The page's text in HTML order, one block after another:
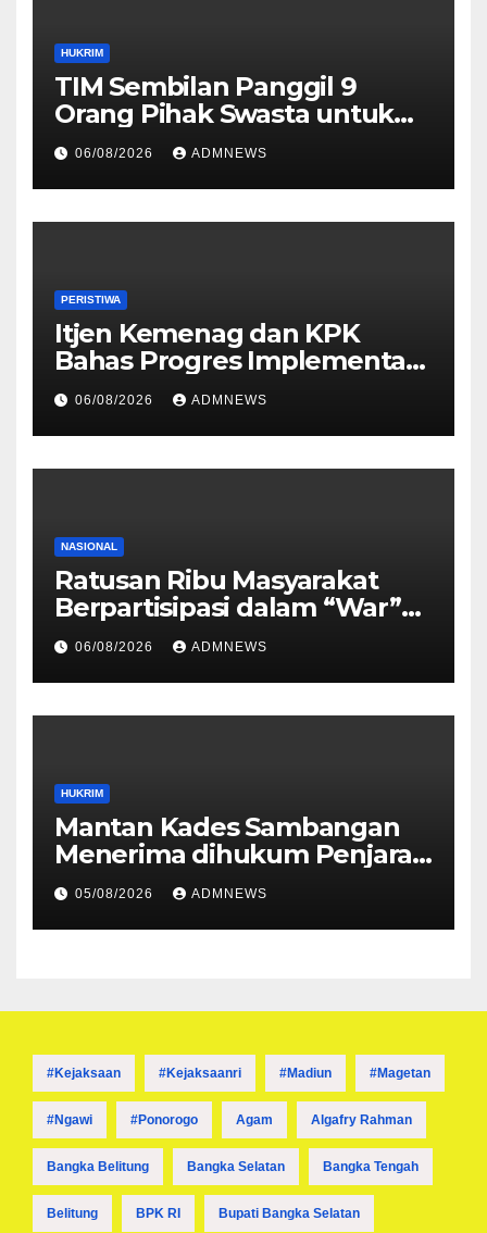
HUKRIM
TIM Sembilan Panggil 9
Orang Pihak Swasta untuk
Memperoleh Alat Bukti dan
Memperjelas Konstruksi
Perkara Dugaan TPPU yang
Melibatkan Tersangka FA
06/08/2026 ADMNEWS
PERISTIWA
Itjen Kemenag dan KPK
Bahas Progres Implementasi
Tiga Aksi Stranas
Pencegahan Korupsi
06/08/2026 ADMNEWS
NASIONAL
Ratusan Ribu Masyarakat
Berpartisipasi dalam “War”
Undangan Upacara HUT ke-
81 Kemerdekaan RI
06/08/2026 ADMNEWS
HUKRIM
Mantan Kades Sambangan
Menerima dihukum Penjara 1
tahun 4 Bulan
05/08/2026 ADMNEWS
#kejaksaan #kejaksaanri #madiun #magetan
#ngawi #ponorogo Agam Algafry Rahman
Bangka Belitung Bangka Selatan Bangka Tengah
Belitung BPK RI Bupati Bangka Selatan